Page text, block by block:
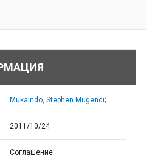
Mukaindo, Stephen Mugendi;
2011/10/24
Соглашение